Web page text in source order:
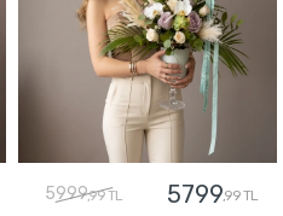
5999,99 TL 5799,99 TL